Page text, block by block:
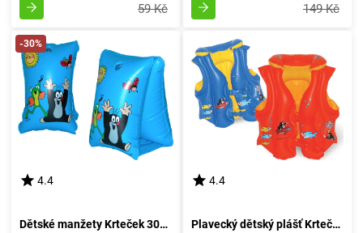
59 Kč 149 Kč
-30%
4.4
Dětské manžety Krteček 30x15cm
4.4
Plavecký dětský plášť Krteček 45x50 cm